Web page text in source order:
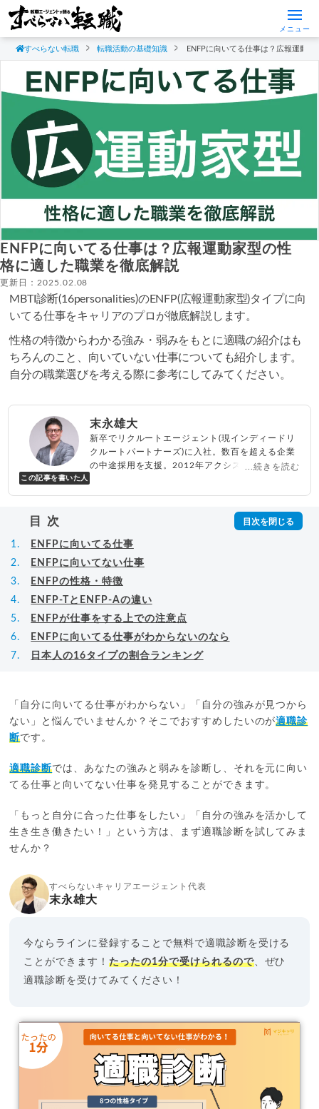
メニュー
すべらない転職 転職活動の基礎知識 ENFPに向いてる仕事は？広報運動
ENFPに向いてる仕事は？広報運動家型の性
格に適した職業を徹底解説
更新日：2025.02.08
MBTI診断(16personalities)のENFP(広報運動家型)タイプに向
いてる仕事をキャリアのプロが徹底解説します。
性格の特徴からわかる強み・弱みをもとに適職の紹介はも
ちろんのこと、向いていない仕事についても紹介します。
自分の職業選びを考える際に参考にしてみてください。
この記事を書いた人
末永雄大
新卒でリクルートエージェント(現インディードリ
クルートパートナーズ)に入社。数百を超える企業
の中途採用を支援。2012年アクシス(株)設立、代
」の総再生回数は2,000
成功する転職面接」「キャリア
ロジック」
▸詳細プロフィール
...続きを読む
目次
ENFPに向いてる仕事
ENFPに向いてない仕事
ENFPの性格・特徴
ENFP-TとENFP-Aの違い
ENFPが仕事をする上での注意点
ENFPに向いてる仕事がわからないのなら
日本人の16タイプの割合ランキング
「自分に向いてる仕事がわからない」「自分の強みが見つから
ない」と悩んでいませんか？そこでおすすめしたいのが適職診
断です。
適職診断では、あなたの強みと弱みを診断し、それを元に向い
てる仕事と向いてない仕事を発見することができます。
「もっと自分に合った仕事をしたい」「自分の強みを活かして
生き生き働きたい！」という方は、まず適職診断を試してみま
せんか？
すべらないキャリアエージェント代表
末永雄大
今ならラインに登録することで無料で適職診断を受ける
ことができます！たったの1分で受けられるので、ぜひ
適職診断を受けてみてください！